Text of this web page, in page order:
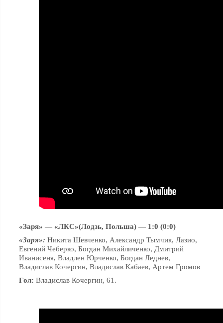
«Заря» — «ЛКС»(Лодзь, Польша) — 1:0 (0:0)
«Заря»: Никита Шевченко, Александр Тымчик, Лазио,
Евгений Чеберко, Богдан Михайличенко, Дмитрий
Иванисеня, Владлен Юрченко, Богдан Леднев,
Владислав Кочергин, Владислав Кабаев, Артем Громов.
Гол: Владислав Кочергин, 61.